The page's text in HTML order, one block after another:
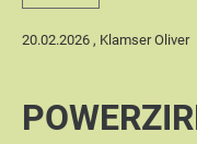
20.02.2026 , Klamser Oliver